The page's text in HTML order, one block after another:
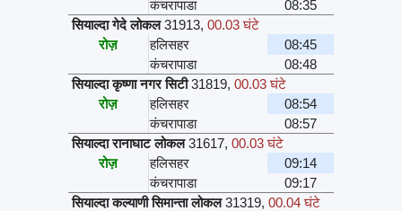
कंचरापाडा
08:35
सियाल्दा गेदे लोकल 31913, 00.03 घंटे
रोज़
हलिसहर
08:45
कंचरापाडा
08:48
सियाल्दा कृष्णा नगर सिटी31819, 00.03 घंटे
रोज़
हलिसहर
08:54
कंचरापाडा
08:57
सियाल्दा रानाघाट लोकल 31617, 00.03 घंटे
रोज़
हलिसहर
09:14
कंचरापाडा
09:17
सियाल्दा कल्याणी सिमान्ता लोकल 31319, 00.04 घंटे